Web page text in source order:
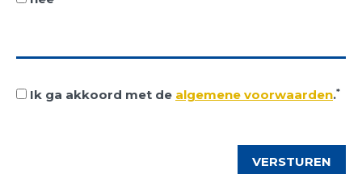
Ik ga akkoord met de algemene voorwaarden.*